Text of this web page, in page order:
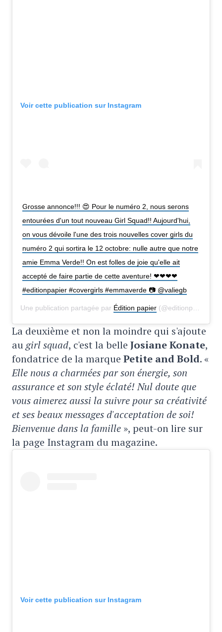
Voir cette publication sur Instagram
Grosse annonce!!! 😍 Pour le numéro 2, nous serons
entourées d'un tout nouveau Girl Squad!! Aujourd'hui,
on vous dévoile l'une des trois nouvelles cover girls du
numéro 2 qui sortira le 12 octobre: nulle autre que notre
amie Emma Verde!! On est folles de joie qu'elle ait
accepté de faire partie de cette aventure! ❤❤❤❤
#editionpapier #covergirls #emmaverde 📷 @valiegb
Une publication partagée par Édition papier (@editionpapier) le
La deuxième et non la moindre qui s'ajoute
augirl squad, c'est la belle Josiane Konate,
fondatrice de la marque Petite and Bold. «
Elle nous a charmées par son énergie, son
assurance et son style éclaté! Nul doute que
vous aimerez aussi la suivre pour sa créativité
et ses beaux messages d'acceptation de soi!
Bienvenue dans la famille », peut-on lire sur
la page Instagram du magazine.
Voir cette publication sur Instagram